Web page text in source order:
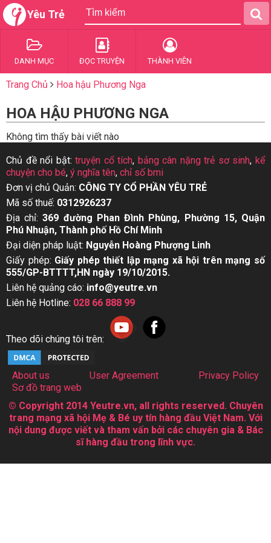
Yêu Trẻ
DANH MỤC ĐỌC TRUYỆN THÀNH VIÊN
Trang Chủ Hoa hậu Phương Nga
HOA HẬU PHƯƠNG NGA
Không tìm thấy bài viết nào
Chủ đề nổi bật:truyện cổ tích, bảng cân nặng trẻ sơ sinh,kể
chuyện cho bé, ý nghĩa tên, chỉ số bmi
Đơn vị chủ Quản: CÔNG TY CỔ PHẦN YÊU TRẺ
Mã số thuế: 0312926237
Địa chỉ:369 đường Phan Đình Phùng, Phường 15, Quận
Phú Nhuận, Thành phố Hồ Chí Minh
Đại diện pháp luật: Nguyễn Hoàng Phượng Linh
Giấy phép: Giấy phép thiết lập mạng xã hội trên mạng số
555/GP-BTTTT,HN ngày 19/10/2015.
Liên hệ quảng cáo: info@yeutre.vn
Liên hệ Hotline: 028 66 888 99
Theo dõi chúng tôi trên:
About us User Agreement
Privacy Policy
Sơ đồ trang web
© Copyright 2014 Yeutre.vn, all rights reserved. Chuyên
trang mạng xã hội Mẹ & Bé uy tín hàng đầu Việt Nam. Với
nội dung được viết và tham vấn bởi các chuyên gia & Bác
sĩ hàng đầu trong lĩnh vực.